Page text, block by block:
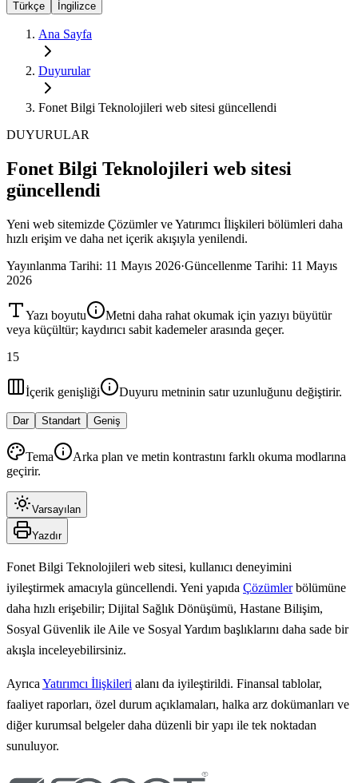
Türkçe İngilizce
Ana Sayfa
Duyurular
Fonet Bilgi Teknolojileri web sitesi güncellendi
DUYURULAR
Fonet Bilgi Teknolojileri web sitesi
güncellendi
Yeni web sitemizde Çözümler ve Yatırımcı İlişkileri bölümleri daha
hızlı erişim ve daha net içerik akışıyla yenilendi.
Yayınlanma Tarihi: 11 Mayıs 2026·Güncellenme Tarihi: 11 Mayıs
2026
Yazı boyutu
Metni daha rahat okumak için yazıyı büyütür
veya küçültür; kaydırıcı sabit kademeler arasında geçer.
1 5
İçerik genişliği Duyuru metninin satır uzunluğunu değiştirir.
Dar Standart Geniş
Tema
Arka plan ve metin kontrastını farklı okuma modlarına
geçirir.
Varsayılan
Yazdır
Fonet Bilgi Teknolojileri web sitesi, kullanıcı deneyimini
iyileştirmek amacıyla güncellendi. Yeni yapıda Çözümlerbölümüne
daha hızlı erişebilir; Dijital Sağlık Dönüşümü, Hastane Bilişim,
Sosyal Güvenlik ile Aile ve Sosyal Yardım başlıklarını daha sade bir
akışla inceleyebilirsiniz.
Ayrıca Yatırımcı İlişkileri alanı da iyileştirildi. Finansal tablolar,
faaliyet raporları, özel durum açıklamaları, halka arz dokümanları ve
diğer kurumsal belgeler daha düzenli bir yapı ile tek noktadan
sunuluyor.